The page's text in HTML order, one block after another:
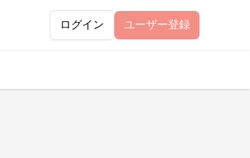
ログイン ユーザー登録